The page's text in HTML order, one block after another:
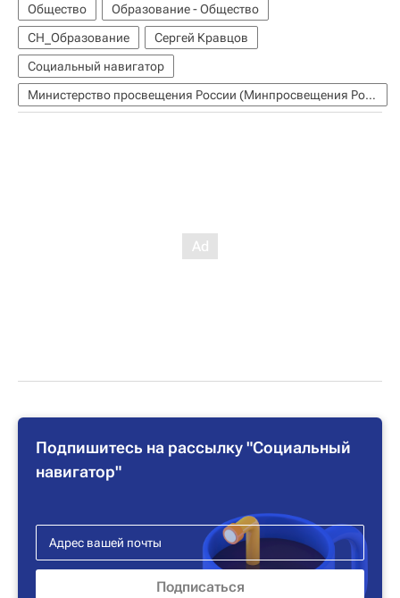
Общество
Образование - Общество
СН_Образование
Сергей Кравцов
Социальный навигатор
Министерство просвещения России (Минпросвещения России)
Подпишитесь на рассылку "Социальный
навигатор"